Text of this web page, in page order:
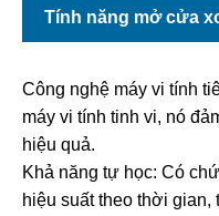
Tính năng mở cửa
Công nghệ máy vi tính
máy vi tính tinh vi, nó
hiệu quả.
Khả năng tự học: Có
hiệu suất theo thời